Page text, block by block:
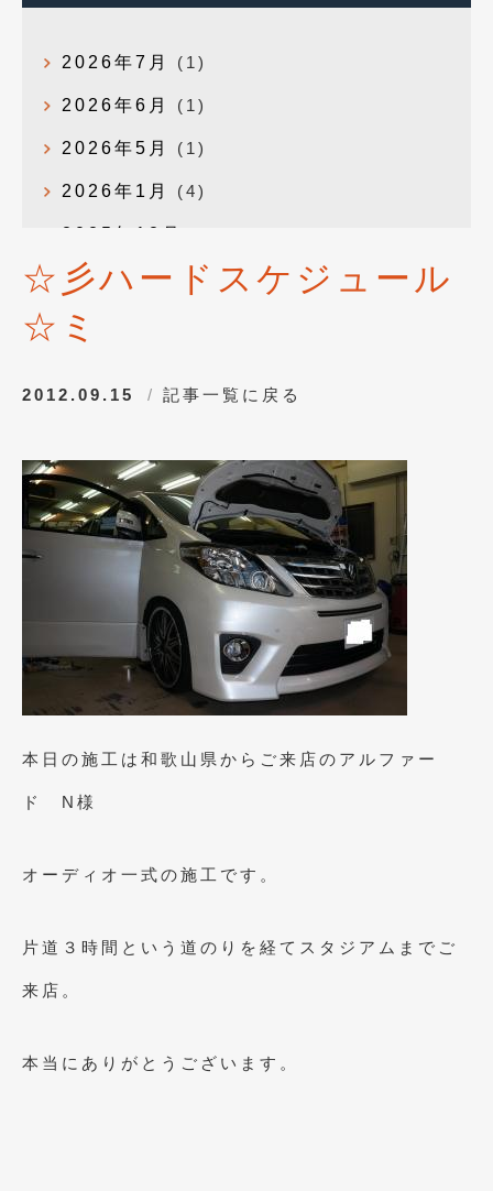
2026年7月 (1)
2026年6月 (1)
2026年5月 (1)
2026年1月 (4)
2025年12月
2025年10月 (1)
2025年8月
2024年8月(1)
2024年6月(1)
2024年4月 (1)
2024年1月 (1)
2023年12月(2)
2023年11月 (1)
2023年10月(2)
2023年9月(1)
2023年8月
2022年12月(1)
☆彡ハードスケジュール
☆ミ
2012.09.15 記事一覧に戻る
本日の施工は和歌山県からご来店のアルファー
ド N様
オーディオ一式の施工です。
片道３時間という道のりを経てスタジアムまでご
来店。
本当にありがとうございます。